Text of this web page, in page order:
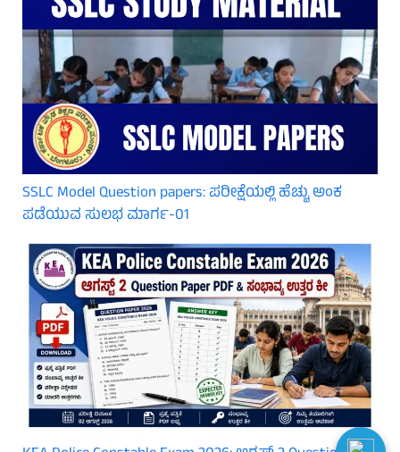
SSLC Model Question papers: ಪರೀಕ್ಷೆಯಲ್ಲಿ ಹೆಚ್ಚು ಅಂಕ
ಪಡೆಯುವ ಸುಲಭ ಮಾರ್ಗ-01